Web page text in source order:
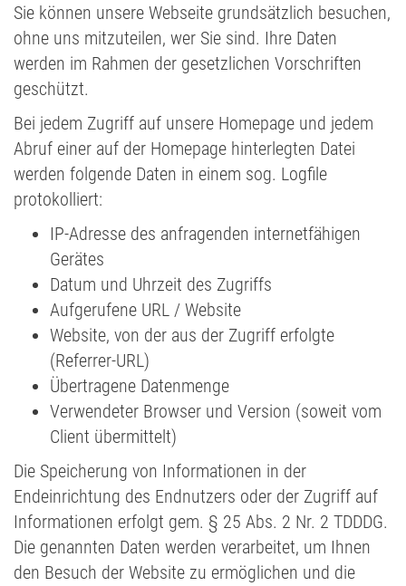
Sie können unsere Webseite grundsätzlich besuchen,
ohne uns mitzuteilen, wer Sie sind. Ihre Daten
werden im Rahmen der gesetzlichen Vorschriften
geschützt.
Bei jedem Zugriff auf unsere Homepage und jedem
Abruf einer auf der Homepage hinterlegten Datei
werden folgende Daten in einem sog. Logfile
protokolliert:
IP-Adresse des anfragenden internetfähigen
Gerätes
Datum und Uhrzeit des Zugriffs
Aufgerufene URL / Website
Website, von der aus der Zugriff erfolgte
(Referrer-URL)
Übertragene Datenmenge
Verwendeter Browser und Version (soweit vom
Client übermittelt)
Die Speicherung von Informationen in der
Endeinrichtung des Endnutzers oder der Zugriff auf
Informationen erfolgt gem. § 25 Abs. 2 Nr. 2 TDDDG.
Die genannten Daten werden verarbeitet, um Ihnen
den Besuch der Website zu ermöglichen und die